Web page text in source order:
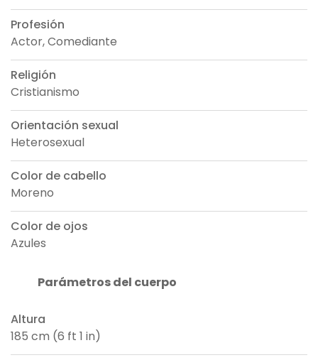
Profesión
Actor, Comediante
Religión
Cristianismo
Orientación sexual
Heterosexual
Color de cabello
Moreno
Color de ojos
Azules
Parámetros del cuerpo
Altura
185 cm (6 ft 1 in)